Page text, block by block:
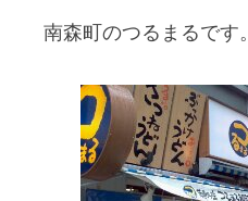
南森町のつるまるです。